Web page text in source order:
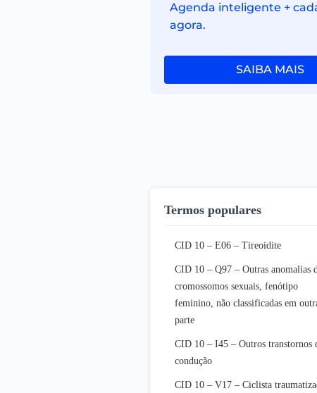
Agenda inteligente +
agora.
SAIBA MAIS
Termos populares
CID 10 – E06 – Tireoidite
CID 10 – Q97 – Outras anomalias
cromossomos sexuais, fenótipo
feminino, não classificadas em
parte
CID 10 – I45 – Outros transtornos
condução
CID 10 – V17 – Ciclista